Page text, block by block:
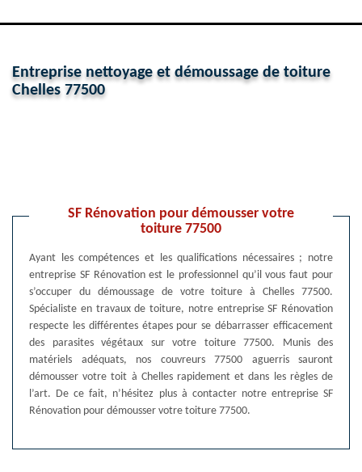
Entreprise nettoyage et démoussage de toiture
Chelles 77500
SF Rénovation pour démousser votre
toiture 77500
Ayant les compétences et les qualifications nécessaires ; notre
entreprise SF Rénovation est le professionnel qu’il vous faut pour
s’occuper du démoussage de votre toiture à Chelles 77500.
Spécialiste en travaux de toiture, notre entreprise SF Rénovation
respecte les différentes étapes pour se débarrasser efficacement
des parasites végétaux sur votre toiture 77500. Munis des
matériels adéquats, nos couvreurs 77500 aguerris sauront
démousser votre toit à Chelles rapidement et dans les règles de
l’art. De ce fait, n’hésitez plus à contacter notre entreprise SF
Rénovation pour démousser votre toiture 77500.